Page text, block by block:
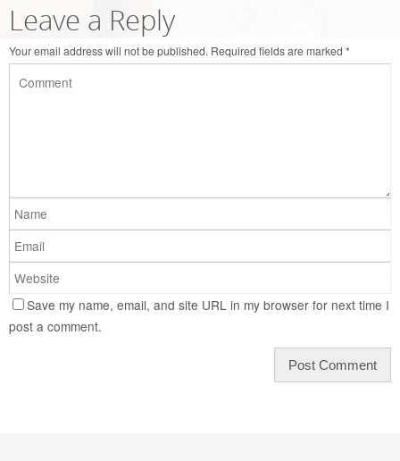
Leave a Reply
Your email address will not be published. Required fields are marked *
Save my name, email, and site URL in my browser for next time I
post a comment.